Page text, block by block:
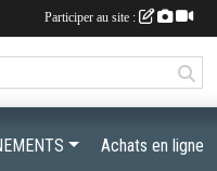
Achats en ligne
Participer au site :